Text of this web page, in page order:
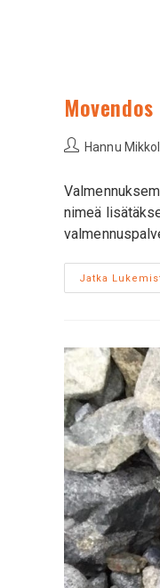
Hannu
nimeä
Jatka